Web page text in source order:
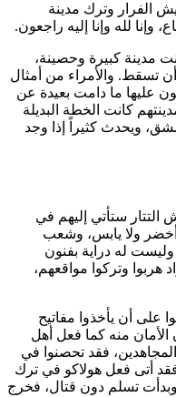
الفرار وترك مدينة
وإنا لله وإنا إليه راجعون.
مدينة كبيرة وحصينة،
تسقط. والأمراء من أمثال
عليها ما دامت بعيدة عن
كانت الخطة البديلة
ويحدث كثيراً إذا وجد
ستأتي إليهم في
أخضر ولا يابس، وشعب
له دراية بفنون
هربوا وتركوا مواقعهم،
على أن يأخذوا مفاتيح
الأمان منه كما فعل أهل
فقد تحصنوا في
أتى فعل هولاكو في ترك
تسلم دون قتال، فخرج